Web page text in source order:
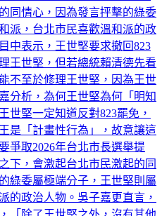
同情心，因為發言抨擊的綠委
派，台北市民喜歡溫和派的政
中表示，王世堅要求撤回823
王世堅，但若總統賴清德先看
不至於修理王世堅，因為王世
分析，為何王世堅為何「明知
世堅一定知道反對823罷免，
是「計畫性行為」，故意讓這
爭取2026年台北市長選舉提
下，會激起台北市民激起的同
綠委屬極端分子，王世堅則屬
的政治人物。吳子嘉更直言，